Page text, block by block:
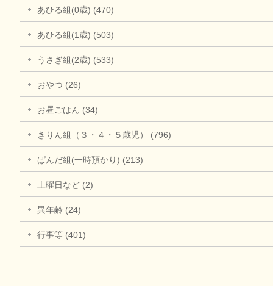
あひる組(0歳) (470)
あひる組(1歳) (503)
うさぎ組(2歳) (533)
おやつ (26)
お昼ごはん (34)
きりん組（３・４・５歳児） (796)
ぱんだ組(一時預かり) (213)
土曜日など (2)
異年齢 (24)
行事等 (401)